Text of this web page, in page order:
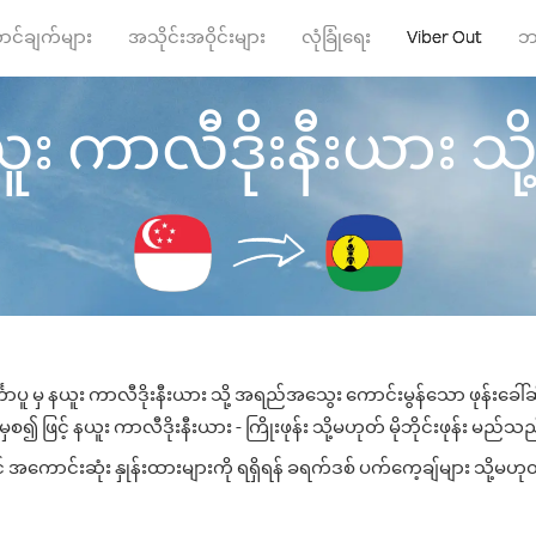
ချက်များ အသိုင်းအဝိုင်းများ လုံခြုံရေး Viber Out
း ကာလီဒိုးနီးယား
ာပူ မှ နယူး ကာလီဒိုးနီးယား သို့ အရည်အသွေး ကောင်းမွန်သော ဖုန်းခေ
စ၍ ဖြင့် နယူး ကာလီဒိုးနီးယား - ကြိုးဖုန်း သို့မဟုတ် မိုဘိုင်းဖုန်း မည်
ောင်းဆုံး နှုန်းထားများကို ရရှိရန် ခရက်ဒစ် ပက်ကေ့ချ်များ သို့